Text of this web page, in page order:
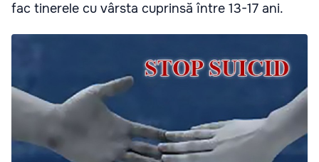
fac tinerele cu vârsta cuprinsă între 13-17 ani.